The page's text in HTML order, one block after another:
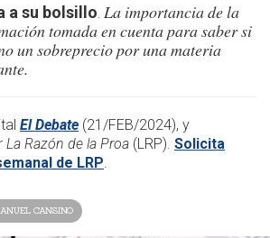
a su bolsillo La importancia de la
tomada en cuenta para saber si
un sobreprecio por una materia
El Debate (21/FEB/2024), y
La Razón de la Proa (LRP). Solicita
de LRP.​
CANSINO